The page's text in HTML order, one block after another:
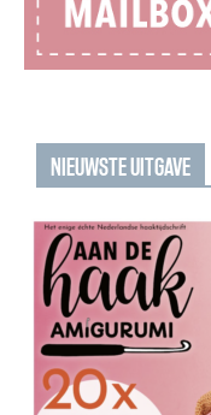
NIEUWSTE UITGAVE